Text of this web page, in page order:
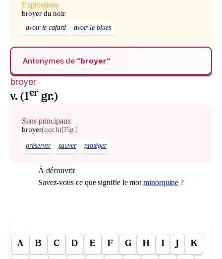
Expressions
broyer du noir
avoir le cafard avoir le blues
Antonymes de “broyer“
broyer
v. (1er gr.)
Sens principaux
broyer(qqch)[Fig.]
préserver sauver protéger
À découvrir
Savez-vous ce que signifie le motminorquine ?
A B C D E F G H I J K